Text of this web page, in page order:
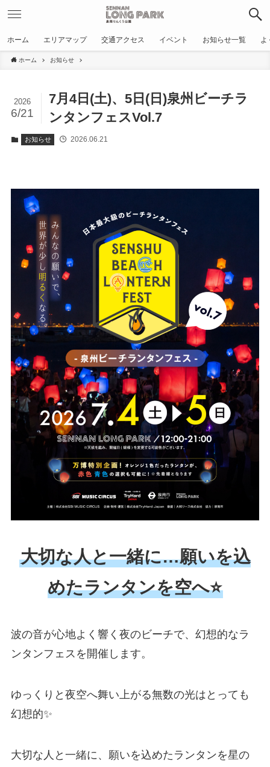
ホーム エリアマップ 交通アクセス イベント お知らせ一覧 よ
ホーム お知らせ
7月4日(土)、5日(日)泉州ビーチラ
ンタンフェスVol.7
2026
6/21
お知らせ 2026.06.21
大切な人と一緒に…願いを込
めたランタンを空へ⭐
波の音が心地よく響く夜のビーチで、幻想的なラ
ンタンフェスを開催します。
ゆっくりと夜空へ舞い上がる無数の光はとっても
幻想的✨
大切な人と一緒に、願いを込めたランタンを星の